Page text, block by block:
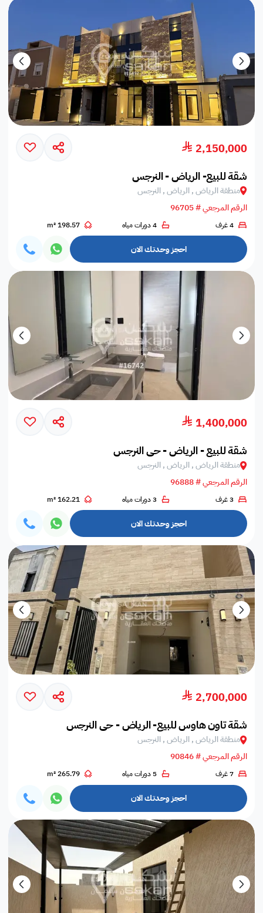
2,150,000
شقة للبيع- الرياض - النرجس
منطقة الرياض , الرياض , النرجس
الرقم المرجعي # 96705
4 غرف 4 دورات مياه 198.57 m²
احجز وحدتك الان
1,400,000
شقة للبيع - الرياض - حي النرجس
منطقة الرياض , الرياض , النرجس
الرقم المرجعي # 96888
3 غرف 3 دورات مياه 162.21 m²
احجز وحدتك الان
2,700,000
شقة تاون هاوس للبيع- الرياض - حي النرجس
منطقة الرياض , الرياض , النرجس
الرقم المرجعي # 90846
7 غرف 5 دورات مياه 265.79 m²
احجز وحدتك الان